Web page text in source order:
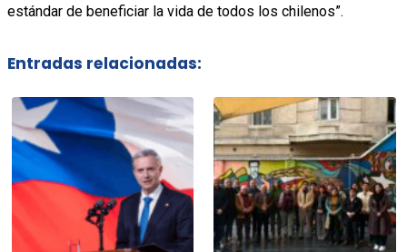
estándar de beneficiar la vida de todos los chilenos”.
Entradas relacionadas: